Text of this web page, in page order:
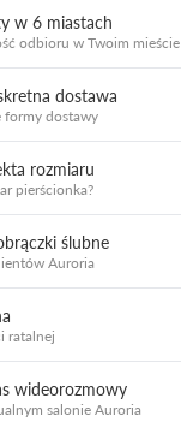
w 6 miastach
odbioru w Twoim mieście
dostawa
formy dostawy
rozmiaru
pierścionka?
ślubne
Auroria
ratalnej
wideorozmowy
salonie Auroria